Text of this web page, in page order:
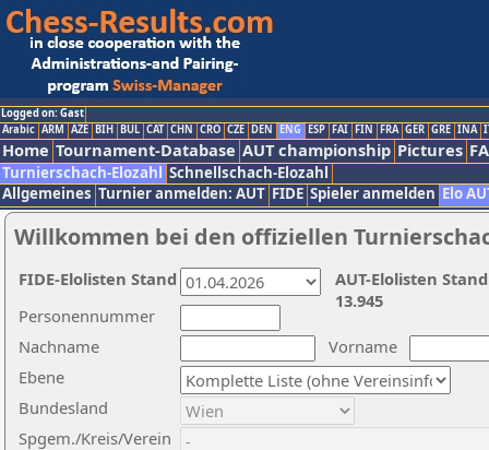
Logged on: Gast
Arabic ARM AZE BIH BUL CAT CHN CRO CZE DEN ENG ESP FAI FIN FRA GER GRE INA
Home Tournament-Database AUT championship Pictures
Turnierschach-Elozahl Schnellschach-Elozahl
Allgemeines Turnier anmelden: AUT FIDE Spieler anmelden Elo
Willkommen bei den offiziellen
Nachname
Vorname
Ebene
Personennummer
Bundesland
Spgem./Kreis/Verein
AUT-Elolisten
13.945
FIDE-Elolisten Stand